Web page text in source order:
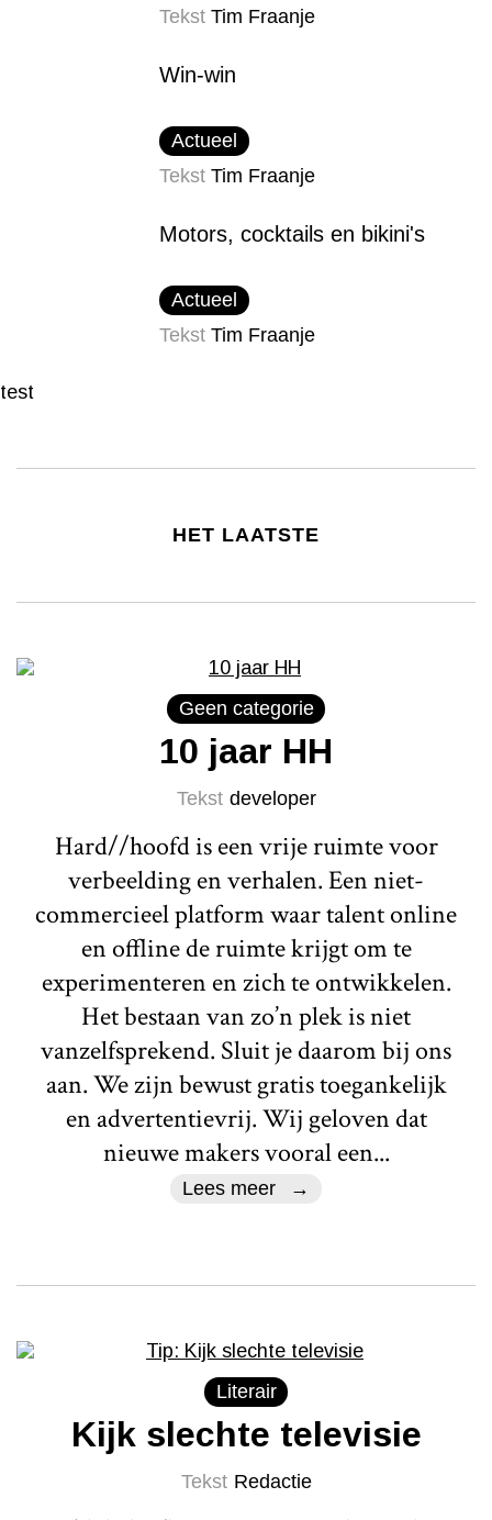
Tekst Tim Fraanje
Win-win
Actueel
Tekst Tim Fraanje
Motors, cocktails en bikini's
Actueel
Tekst Tim Fraanje
test
HET LAATSTE
Geen categorie
10 jaar HH
Tekst developer
Hard//hoofd is een vrije ruimte voor
verbeelding en verhalen. Een niet-
commercieel platform waar talent online
en offline de ruimte krijgt om te
experimenteren en zich te ontwikkelen.
Het bestaan van zo’n plek is niet
vanzelfsprekend. Sluit je daarom bij ons
aan. We zijn bewust gratis toegankelijk
en advertentievrij. Wij geloven dat
nieuwe makers vooral een...
Lees meer
Literair
Kijk slechte televisie
Tekst Redactie